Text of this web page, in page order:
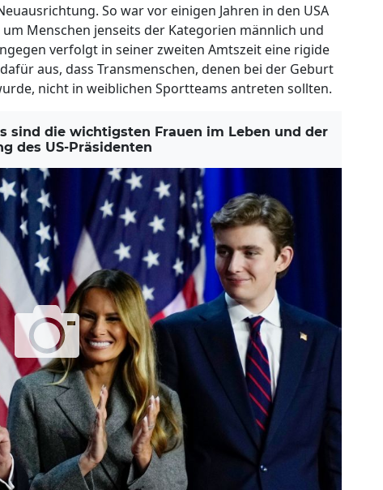
So war vor einigen Jahren in den USA
Menschen jenseits der Kategorien männlich und
verfolgt in seiner zweiten Amtszeit eine rigide
aus, dass Transmenschen, denen bei der Geburt
nicht in weiblichen Sportteams antreten sollten.
sind die wichtigsten Frauen im Leben und der
des US-Präsidenten